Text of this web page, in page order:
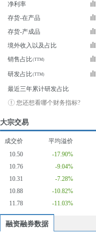
净利率
存货-在产品
存货-产成品
境外收入以及占比
销售占比
研发占比
最近三年累计研发占比
您还想看哪个财务指标?
大宗交易
成交价
平均溢价
10.50
-17.90%
10.76
-9.04%
10.31
-7.28%
10.88
-10.82%
11.78
-11.03%
融资融券数据